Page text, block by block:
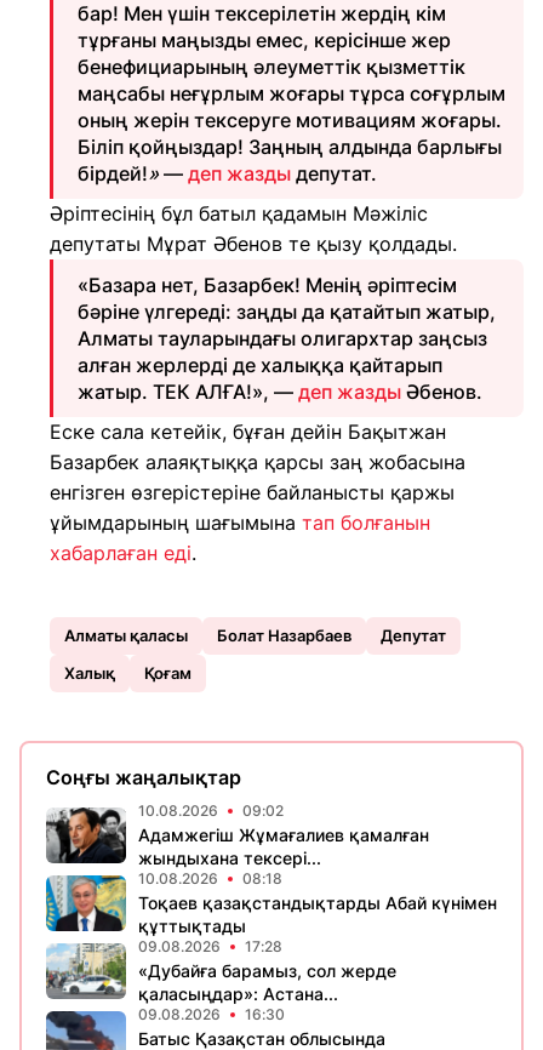
бар! Мен үшін тексерілетін жердің кім
тұрғаны маңызды емес, керісінше жер
бенефициарының әлеуметтік қызметтік
маңсабы неғұрлым жоғары тұрса соғұрлым
оның жерін тексеруге мотивациям жоғары.
Біліп қойңыздар! Заңның алдында барлығы
бірдей!» — деп жазды депутат.
Әріптесінің бұл батыл қадамын Мәжіліс
депутаты Мұрат Әбенов те қызу қолдады.
«Базара нет, Базарбек! Менің әріптесім
бәріне үлгереді: заңды да қатайтып жатыр,
Алматы тауларындағы олигархтар заңсыз
алған жерлерді де халыққа қайтарып
жатыр. ТЕК АЛҒА!», — деп жазды Әбенов.
Еске сала кетейік, бұған дейін Бақытжан
Базарбек алаяқтыққа қарсы заң жобасына
енгізген өзгерістеріне байланысты қаржы
ұйымдарының шағымына тап болғанын
хабарлаған еді.
Алматы қаласы Болат Назарбаев
Депутат
Халық
Қоғам
Соңғы жаңалықтар
10.08.2026 09:02
Адамжегіш Жұмағалиев қамалған
жындыхана тексері...
10.08.2026 08:18
Тоқаев қазақстандықтарды Абай күнімен
құттықтады
09.08.2026 17:28
«Дубайға барамыз, сол жерде
қаласыңдар»: Астана...
09.08.2026 16:30
Батыс Қазақстан облысында